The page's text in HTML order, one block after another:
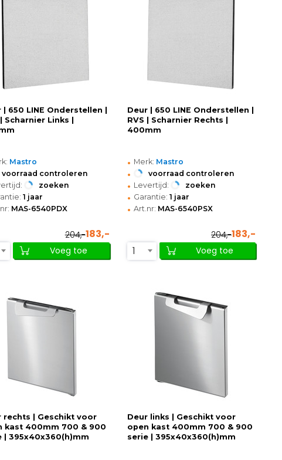
| 650 LINE Onderstellen |
Scharnier Links |
Mastro
voorraad controleren
zoeken
1 jaar
MAS-6540PDX
204,-183,-
Voeg toe
Deur | 650 LINE Onderstellen |
RVS | Scharnier Rechts |
400mm
• Merk: Mastro
• voorraad controleren
• Levertijd: zoeken
• Garantie: 1 jaar
• Art.nr: MAS-6540PSX
204,-183,-
1
Voeg toe
rechts | Geschikt voor
kast 400mm 700 & 900
| 395x40x360(h)mm
Deur links | Geschikt voor
open kast 400mm 700 & 900
serie | 395x40x360(h)mm